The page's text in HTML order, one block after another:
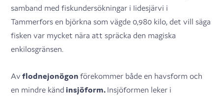
samband med fiskundersökningar i Iidesjärvi i
Tammerfors en björkna som vägde 0,980 kilo, det vill säga
fisken var mycket nära att spräcka den magiska
enkilosgränsen.
Avflodnejonögonförekommer både en havsform och
en mindre känd insjöform.Insjöformen leker i